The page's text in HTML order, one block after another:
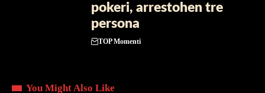
pokeri, arrestohen tre
persona
TOP Momenti
You Might Also Like